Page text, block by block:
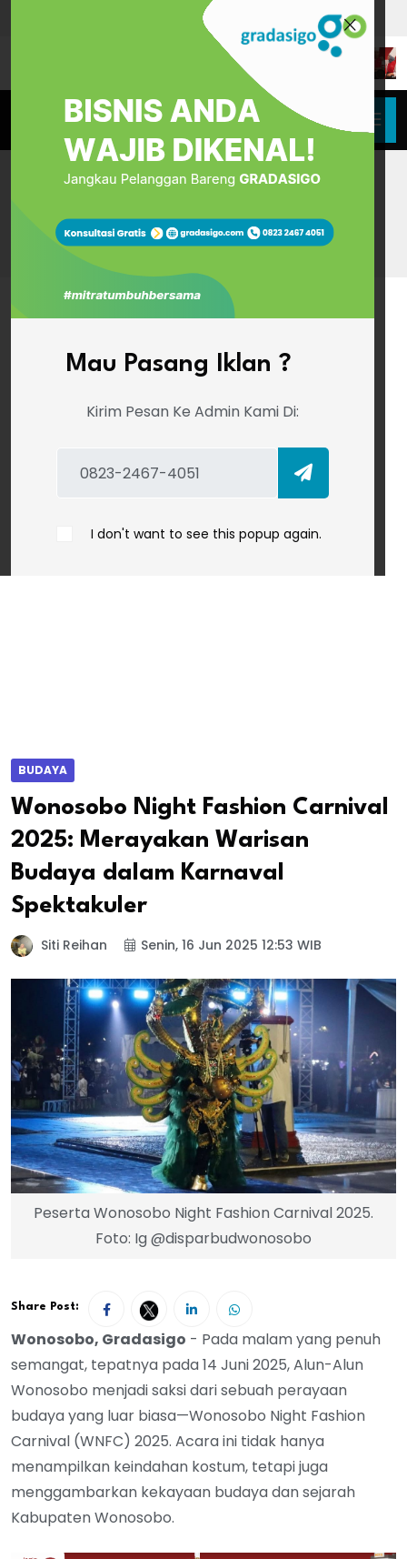
Mau Pasang Iklan ?
Kirim Pesan Ke Admin Kami Di:
I don't want to see this popup again.
MERAYAKAN WARISAN BUDAYA DALAM KARNAVAL
SPEKTAKULER
BUDAYA
Wonosobo Night Fashion Carnival
2025: Merayakan Warisan
Budaya dalam Karnaval
Spektakuler
Siti Reihan Senin, 16 Jun 2025 12:53 WIB
Peserta Wonosobo Night Fashion Carnival 2025.
Foto: Ig @disparbudwonosobo
Share Post:
Wonosobo, Gradasigo - Pada malam yang penuh
semangat, tepatnya pada 14 Juni 2025, Alun-Alun
Wonosobo menjadi saksi dari sebuah perayaan
budaya yang luar biasa—Wonosobo Night Fashion
Carnival (WNFC) 2025. Acara ini tidak hanya
menampilkan keindahan kostum, tetapi juga
menggambarkan kekayaan budaya dan sejarah
Kabupaten Wonosobo.